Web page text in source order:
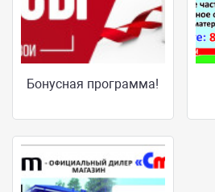
Бонусная программа!